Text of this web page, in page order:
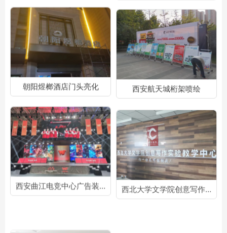
朝阳煜榔酒店门头亮化 西安航天城桁架喷绘
西安曲江电竞中心广告装饰 西北大学文学院创意写作实验教学中心